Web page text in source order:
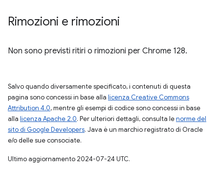
Rimozioni e rimozioni
Non sono previsti ritiri o rimozioni per Chrome 128.
Salvo quando diversamente specificato, i contenuti di questa
pagina sono concessi in base alla licenza Creative Commons
Attribution 4.0, mentre gli esempi di codice sono concessi in base
alla licenza Apache 2.0. Per ulteriori dettagli, consulta lenorme del
sito di Google Developers. Java è un marchio registrato di Oracle
e/o delle sue consociate.
Ultimo aggiornamento 2024-07-24 UTC.